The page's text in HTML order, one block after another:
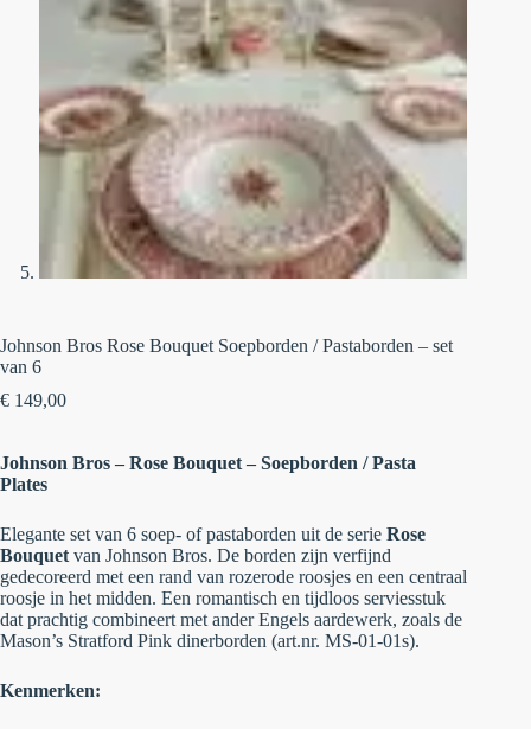
Johnson Bros Rose Bouquet Soepborden / Pastaborden – set
van 6
€ 149,00
Johnson Bros – Rose Bouquet – Soepborden / Pasta
Plates
Elegante set van 6 soep- of pastaborden uit de serie Rose
Bouquet van Johnson Bros. De borden zijn verfijnd
gedecoreerd met een rand van rozerode roosjes en een centraal
roosje in het midden. Een romantisch en tijdloos serviesstuk
dat prachtig combineert met ander Engels aardewerk, zoals de
Mason’s Stratford Pink dinerborden (art.nr. MS-01-01s).
Kenmerken: